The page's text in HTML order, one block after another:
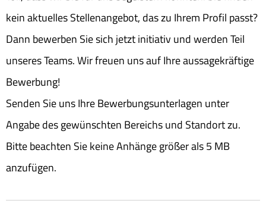
kein aktuelles Stellenangebot, das zu Ihrem Profil passt?
Dann bewerben Sie sich jetzt initiativ und werden Teil
unseres Teams. Wir freuen uns auf Ihre aussagekräftige
Bewerbung!
Senden Sie uns Ihre Bewerbungsunterlagen unter
Angabe des gewünschten Bereichs und Standort zu.
Bitte beachten Sie keine Anhänge größer als 5 MB
anzufügen.